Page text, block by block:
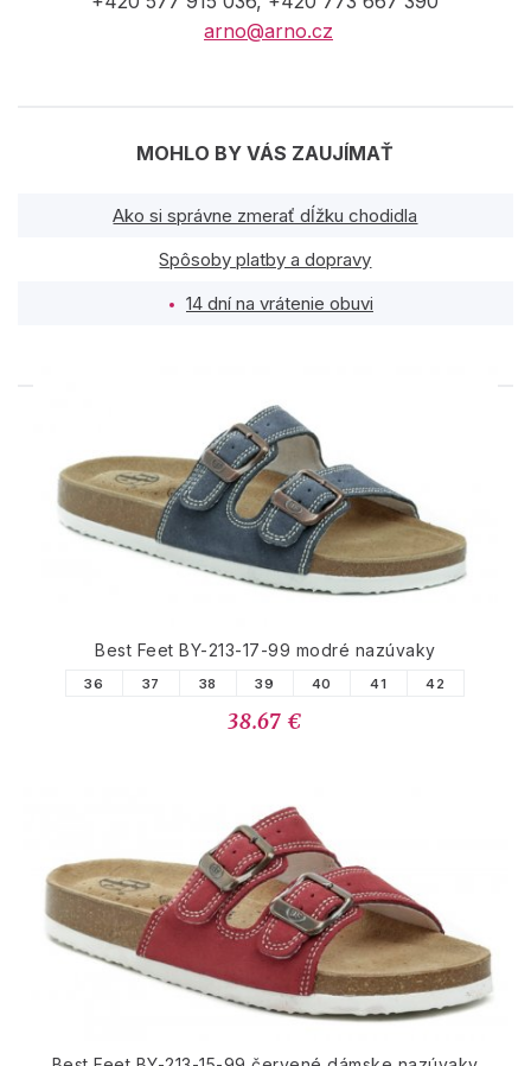
arno@arno.cz
MOHLO BY VÁS ZAUJÍMAŤ
Ako si správne zmerať dĺžku chodidla
Spôsoby platby a dopravy
14 dní na vrátenie obuvi
PODOBNÉ PRODUKTY
Best Feet BY-213-17-99 modré nazúvaky
36 37 38 39 40 41 42
38.67 €